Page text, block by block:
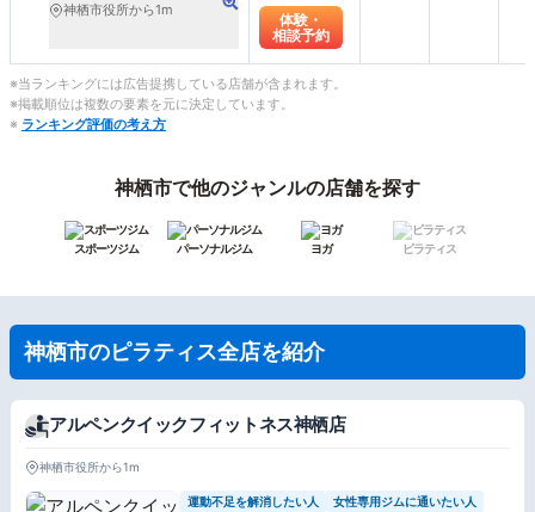
神栖市役所から1m
体験・
相談予約
※当ランキングには広告提携している店舗が含まれます。
※掲載順位は複数の要素を元に決定しています。
※ ランキング評価の考え方
神栖市で他のジャンルの店舗を探す
スポーツジム パーソナルジム ヨガ ピラティス
神栖市のピラティス全店を紹介
アルペンクイックフィットネス神栖店
神栖市役所から1m
運動不足を解消したい人 女性専用ジムに通いたい人